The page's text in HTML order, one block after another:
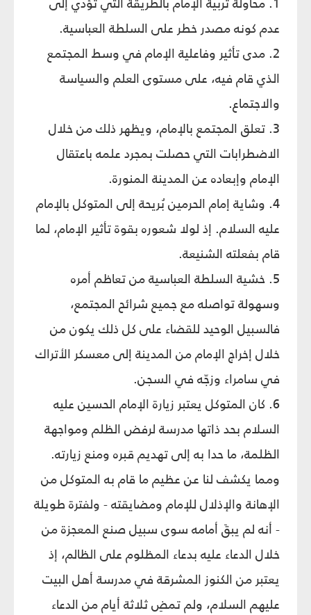
عدم كونه مصدر خطر على السلطة العباسية.
2. مدى تأثير وفاعلية الإمام في وسط المجتمع
الذي قام فيه، على مستوى العلم والسياسة
والاجتماع.
3. تعلق المجتمع بالإمام، ويظهر ذلك من خلال
الاضطرابات التي حصلت بمجرد علمه باعتقال
الإمام وإبعاده عن المدينة المنورة.
4. وشاية إمام الحرمين بُريحة إلى المتوكل بالإمام
عليه السلام. إذ لولا شعوره بقوة تأثير الإمام، لما
قام بفعلته الشنيعة.
5. خشية السلطة العباسية من تعاظم أمره
وسهولة تواصله مع جميع شرائح المجتمع،
فالسبيل الوحيد للقضاء على كل ذلك يكون من
خلال إخراج الإمام من المدينة إلى معسكر الأتراك
في سامراء وزجّه في السجن.
6. كان المتوكل يعتبر زيارة الإمام الحسين عليه
السلام بحد ذاتها مدرسة لرفض الظلم ومواجهة
الظلمة، ما حدا به إلى تهديم قبره ومنع زيارته.
ومما يكشف لنا عن عظيم ما قام به المتوكل من
الإهانة والإذلال للإمام ومضايقته - ولفترة طويلة
- أنه لم يبقَ أمامه سوى سبيل صنع المعجزة من
خلال الدعاء عليه بدعاء المظلوم على الظالم، إذ
يعتبر من الكنوز المشرقة في مدرسة أهل البيت
عليهم السلام، ولم تمضِ ثلاثة أيام من الدعاء